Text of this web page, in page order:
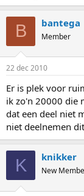
B bantega
Member
22 dec 2010
Er is plek voor
ik zo'n 20000 die
dat een deel niet
niet deelnemen
K knikker
New